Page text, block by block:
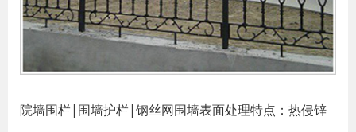
院墙围栏|围墙护栏|钢丝网围墙表面处理特点：热侵锌